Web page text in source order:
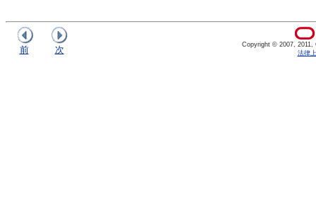
前 次
Copyright © 2007, 2011,
法律